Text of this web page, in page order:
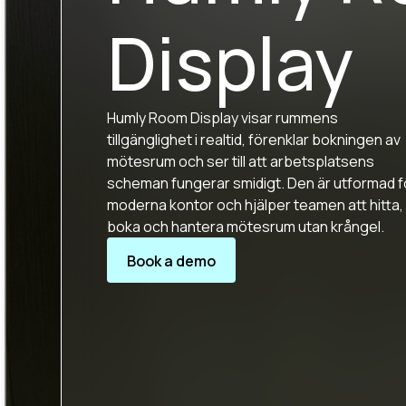
Display
Humly Room Display visar rummens
tillgänglighet i realtid, förenklar bokningen av
mötesrum och ser till att arbetsplatsens
scheman fungerar smidigt. Den är utformad
moderna kontor och hjälper teamen att hitta,
boka och hantera mötesrum utan krångel.
Book a demo